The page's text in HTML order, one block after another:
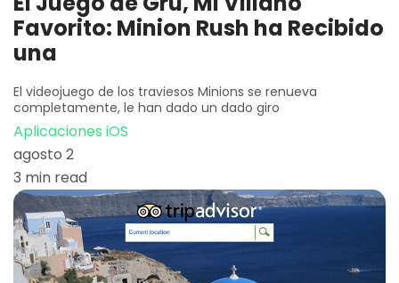
Favorito: Minion Rush ha Recibido
una
El videojuego de los traviesos Minions se renueva
completamente, le han dado un dado giro
Aplicaciones iOS
agosto 2
3 min read